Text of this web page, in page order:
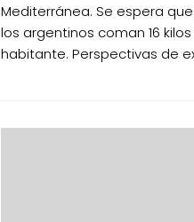
Mediterránea. Se espera
los argentinos coman 16
habitante. Perspectivas de